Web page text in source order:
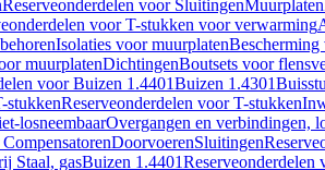
Reserveonderdelen voor SluitingenMuurplaten
voor T-stukken voor verwarming
Isolaties voor muurplaten
muurplatenDichtingenBoutsets voor
voor Buizen 1.4401Buizen 1.4301
stukkenReserveonderdelen voor T-stukken
losneembaarOvergangen en verbindingen,
DoorvoerenSluitingen
Staal, gasBuizen 1.4401Reserveonderdelen